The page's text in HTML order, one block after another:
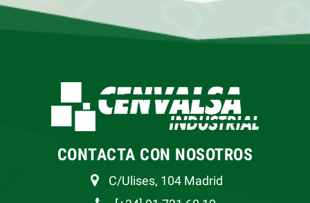
CONTACTA CON NOSOTROS
C/Ulises, 104 Madrid